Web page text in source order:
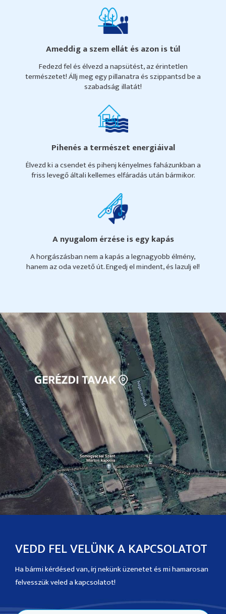
Ameddig a szem ellát és azon is túl
Fedezd fel és élvezd a napsütést, az érintetlen
természetet! Állj meg egy pillanatra és szippantsd be a
szabadság illatát!
Pihenés a természet energiáival
Élvezd ki a csendet és pihenj kényelmes faházunkban a
friss levegő általi kellemes elfáradás után bármikor.
A nyugalom érzése is egy kapás
A horgászásban nem a kapás a legnagyobb élmény,
hanem az oda vezető út. Engedj el mindent, és lazulj el!
VEDD FEL VELÜNK A KAPCSOLATOT
Ha bármi kérdésed van, írj nekünk üzenetet és mi hamarosan
felvesszük veled a kapcsolatot!